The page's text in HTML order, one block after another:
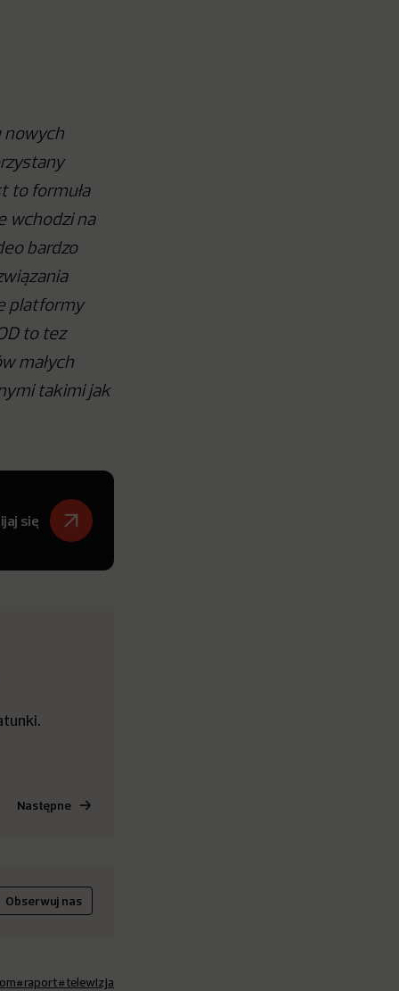
nowych
to formuła
wchodzi na
bardzo
platformy
to tez
małych
takimi jak
się
Następne
Obserwuj nas
#raport#telewizja